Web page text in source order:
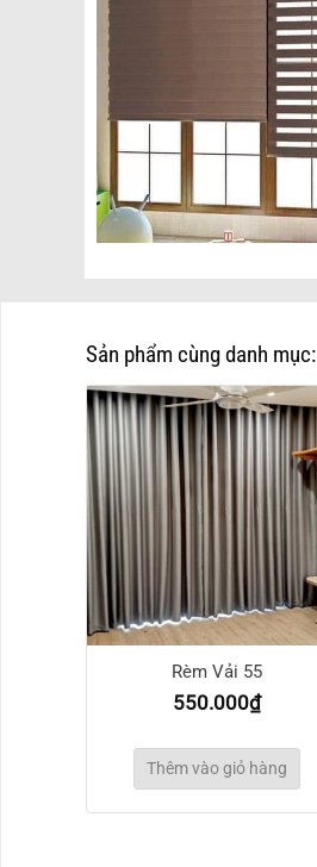
Sản phẩm cùng danh mục:
Rèm Vải 55
550.000₫
Thêm vào giỏ hàng